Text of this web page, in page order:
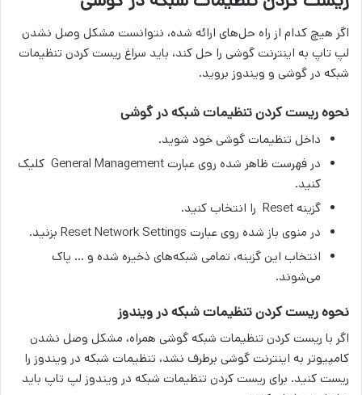
اگر هیچ کدام از راه حل‌های ارائه شده، نتوانست مشکل وصل نشدن
لپ تاپ به اینترنت گوشی را حل کند، باید سراغ ریست کردن تنظیمات
شبکه در گوشی و ویندوز بروید.
نحوه ریست کردن تنظیمات شبکه در گوشی
داخل تنظیمات گوشی خود شوید.
در فهرست ظاهر شده روی عبارت General Management کلیک
کنید.
گزینه Reset را انتخاب کنید.
در منوی باز شده روی عبارت Reset Network Settings بزنید.
انتخاب این گزینه، تمامی شبکه‌های ذخیره شده و … پاک
می‌شوند.
نحوه ریست کردن تنظیمات شبکه در ویندوز
اگر با ریست کردن تنظیمات شبکه گوشی همراه، مشکل وصل نشدن
کامپیوتر به اینترنت گوشی برطرف نشد، تنظیمات شبکه در ویندوز را
ریست کنید. برای ریست کردن تنظیمات شبکه در ویندوز لپ تاپ باید